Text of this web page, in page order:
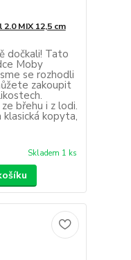
MIX 12,5 cm
dočkali! Tato
Moby
se rozhodli
zakoupit
břehu i z lodi.
kopyta,
Skladem 1 ks